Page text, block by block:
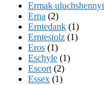
Ermak uluchshennyi
Erna (2)
Erntedank (1)
Erntestolz (1)
Eros (1)
Eschyle (1)
Escort (2)
Essex (1)